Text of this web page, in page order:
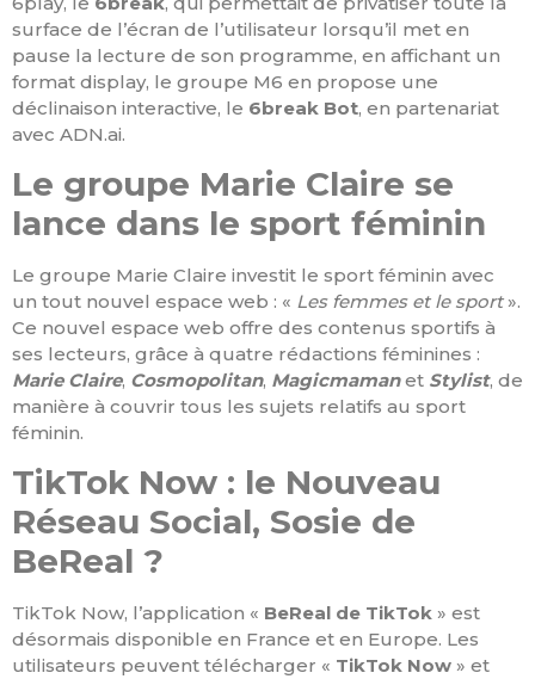
surface de l’écran de l’utilisateur lorsqu’il met en
pause la lecture de son programme, en affichant un
format display, le groupe M6 en propose une
déclinaison interactive, le 6break Bot, en partenariat
avec ADN.ai.
Le groupe Marie Claire se
lance dans le sport féminin
Le groupe Marie Claire investit le sport féminin avec
un tout nouvel espace web : « Les femmes et le sport ».
Ce nouvel espace web offre des contenus sportifs à
ses lecteurs, grâce à quatre rédactions féminines :
Marie Claire, Cosmopolitan, Magicmamanet Stylist, de
manière à couvrir tous les sujets relatifs au sport
féminin.
TikTok Now : le Nouveau
Réseau Social, Sosie de
BeReal ?
TikTok Now, l’application « BeReal de TikTok » est
désormais disponible en France et en Europe. Les
utilisateurs peuvent télécharger « TikTok Now » et